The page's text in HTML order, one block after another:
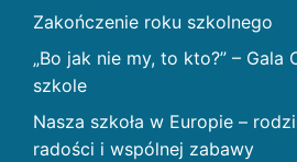
Zakończenie roku szkolnego
„Bo jak nie my, to kto?” – Gala
szkole
Nasza szkoła w Europie –
radości i wspólnej zabawy